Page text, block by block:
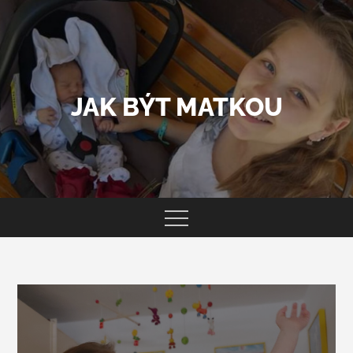
content
JAK BÝT MATKOU